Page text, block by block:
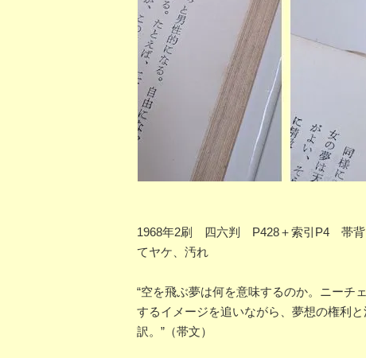
1968年2刷 四六判 P428＋索引P4 帯背
てヤケ、汚れ
“空を飛ぶ夢は何を意味するのか。ニーチ
するイメージを追いながら、夢想の権利
訳。”（帯文）